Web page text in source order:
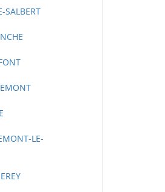
LE-